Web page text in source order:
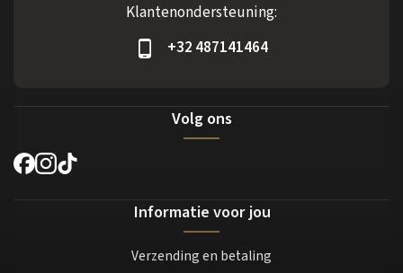
Klantenondersteuning:
+32 487141464
Volg ons
Informatie voor jou
Verzending en betaling